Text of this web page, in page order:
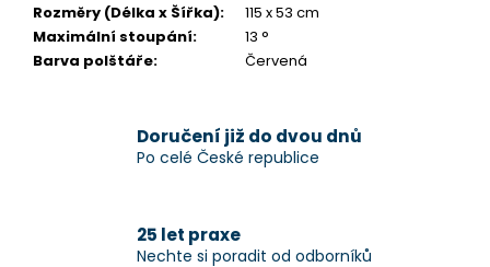
Rozměry (Délka x Šířka):
115 x 53 cm
Maximální stoupání:
13 °
Barva polštáře: Červená
Doručení již do dvou dnů
Po celé České republice
25 let praxe
Nechte si poradit od odborníků